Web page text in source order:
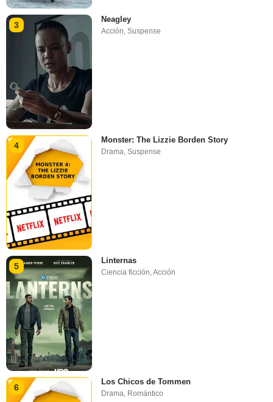
3
Neagley
Acción ,Suspense
4
Monster: The Lizzie Borden Story
Drama,Suspense
5
Linternas
Ciencia ficción,Acción
6
Los Chicos de Tommen
Drama Romántico